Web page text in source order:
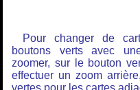
Pour changer de
boutons verts avec
zoomer, sur le bouton
effectuer un zoom
vertes pour les cartes